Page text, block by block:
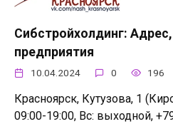
Сибстройхолдинг:
предприятия
10.04.2024 0 196
Красноярск, Кутузова, 1
09:00-19:00, Вс: выходной,